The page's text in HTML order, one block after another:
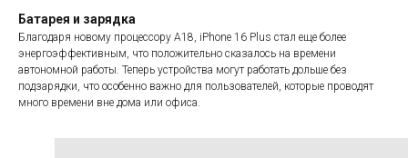
Батарея и зарядка
Благодаря новому процессору A18, iPhone 16 Plus стал еще более
энергоэффективным, что положительно сказалось на времени
автономной работы. Теперь устройства могут работать дольше без
подзарядки, что особенно важно для пользователей, которые проводят
много времени вне дома или офиса.